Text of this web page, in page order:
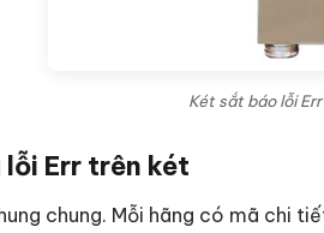
Két sắt báo lỗi
lỗi Err trên két
chung. Mỗi hãng có mã chi